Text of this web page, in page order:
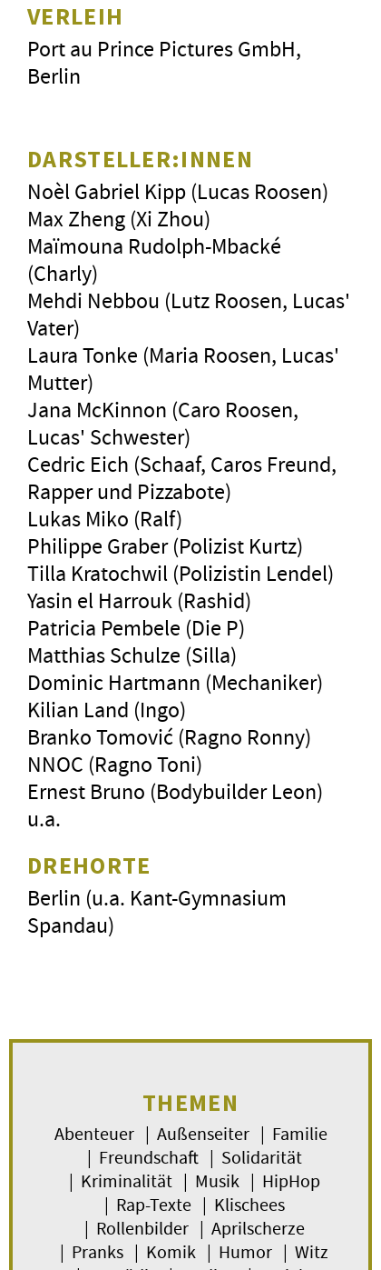
VERLEIH
Port au Prince Pictures GmbH,
Berlin
DARSTELLER:INNEN
Noèl Gabriel Kipp (Lucas Roosen)
Max Zheng (Xi Zhou)
Maïmouna Rudolph-Mbacké
(Charly)
Mehdi Nebbou (Lutz Roosen, Lucas'
Vater)
Laura Tonke (Maria Roosen, Lucas'
Mutter)
Jana McKinnon (Caro Roosen,
Lucas' Schwester)
Cedric Eich (Schaaf, Caros Freund,
Rapper und Pizzabote)
Lukas Miko (Ralf)
Philippe Graber (Polizist Kurtz)
Tilla Kratochwil (Polizistin Lendel)
Yasin el Harrouk (Rashid)
Patricia Pembele (Die P)
Matthias Schulze (Silla)
Dominic Hartmann (Mechaniker)
Kilian Land (Ingo)
Branko Tomović (Ragno Ronny)
NNOC (Ragno Toni)
Ernest Bruno (Bodybuilder Leon)
u.a.
DREHORTE
Berlin (u.a. Kant-Gymnasium
Spandau)
THEMEN
Abenteuer | Außenseiter | Familie
| Freundschaft | Solidarität
| Kriminalität | Musik | HipHop
| Rap-Texte | Klischees
| Rollenbilder | Aprilscherze
| Pranks | Komik | Humor | Witz